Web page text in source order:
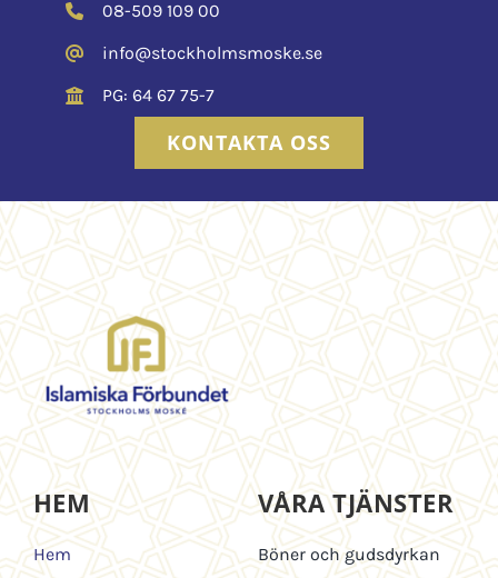
08-509 109 00
info@stockholmsmoske.se
PG: 64 67 75-7
KONTAKTA OSS
HEM
Hem
VÅRA TJÄNSTER
Böner och gudsdyrkan